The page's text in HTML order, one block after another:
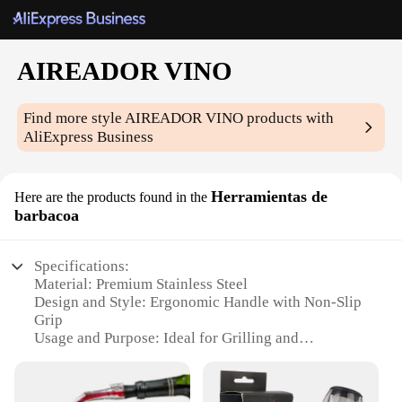
AIREADOR VINO
Find more styleAIREADOR VINO products with
AliExpress Business
Here are the products found in the Herramientas de
barbacoa
Specifications:
Material: Premium Stainless Steel
Design and Style: Ergonomic Handle with Non-Slip
Grip
Usage and Purpose: Ideal for Grilling and
Performance and Property: High-Temperature
Resistant